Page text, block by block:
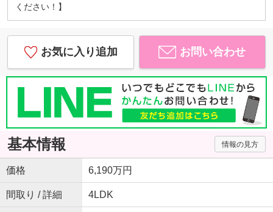
ください！】
お気に入り追加 お問い合わせ
基本情報 情報の見方
価格 6,190万円
間取り / 詳細 4LDK